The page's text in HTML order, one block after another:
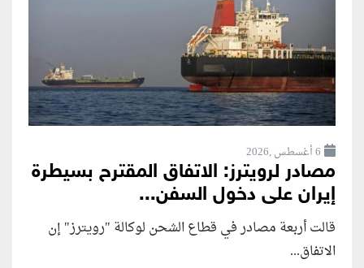
6 أغسطس ,2026
مصادر لرويترز: الاتفاق المقترح بسيطرة
إيران على دخول السفن...
قالت أربعة مصادر في قطاع الشحن لوكالة "رويترز" إن
الاتفاق...